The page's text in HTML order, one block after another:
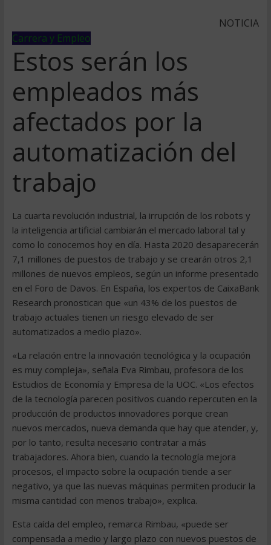
NOTICIA
Carrera y Empleo
Estos serán los
empleados más
afectados por la
automatización del
trabajo
La cuarta revolución industrial, la irrupción de los robots y
la inteligencia artificial cambiarán el mercado laboral tal y
como lo conocemos hoy en día. Hasta 2020 desaparecerán
7,1 millones de puestos de trabajo y se crearán otros 2,1
millones de nuevos empleos, según un informe presentado
en el Foro de Davos. En España, los expertos de CaixaBank
Research pronostican que «un 43% de los puestos de
trabajo actuales tienen un riesgo elevado de ser
automatizados a medio plazo».
«La relación entre la innovación tecnológica y la ocupación
es muy compleja», señala Eva Rimbau, profesora de los
Estudios de Economía y Empresa de la UOC. «Los efectos
de la tecnología parecen positivos cuando repercuten en la
producción de productos innovadores porque crean
nuevos mercados, nueva demanda que hay que atender, y,
por lo tanto, resulta necesario contratar a más
trabajadores. Ahora bien, cuando la tecnología mejora
procesos, el impacto sobre la ocupación tiende a ser
negativo, ya que las nuevas máquinas permiten producir la
misma cantidad con menos trabajo», explica.
Esta caída del empleo, remarca Rimbau, «puede ser
compensada a medio y largo plazo con nuevos puestos de